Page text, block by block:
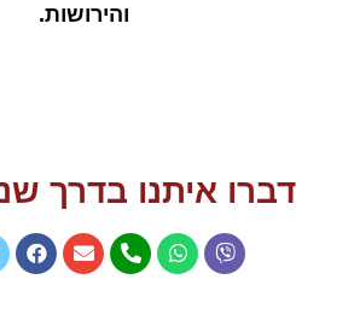
והירושות.
דברו איתנו בדרך